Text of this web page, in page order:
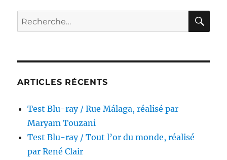
Démon
la
Recherche
pour :
ARTICLES RÉCENTS
Test Blu-ray / Rue Málaga, réalisé par
Maryam Touzani
Test Blu-ray / Tout l’or du monde, réalisé
par René Clair